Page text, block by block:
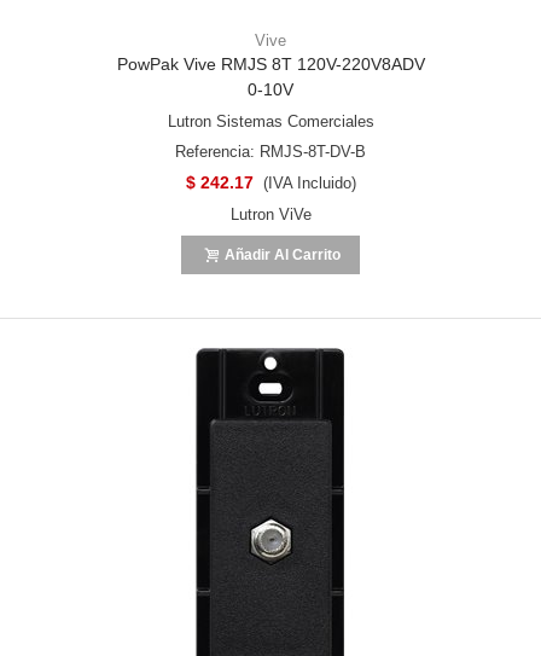
Vive
PowPak Vive RMJS 8T 120V-220V8ADV
0-10V
Lutron Sistemas Comerciales
Referencia: RMJS-8T-DV-B
$ 242.17 (IVA Incluido)
Lutron ViVe
Añadir Al Carrito